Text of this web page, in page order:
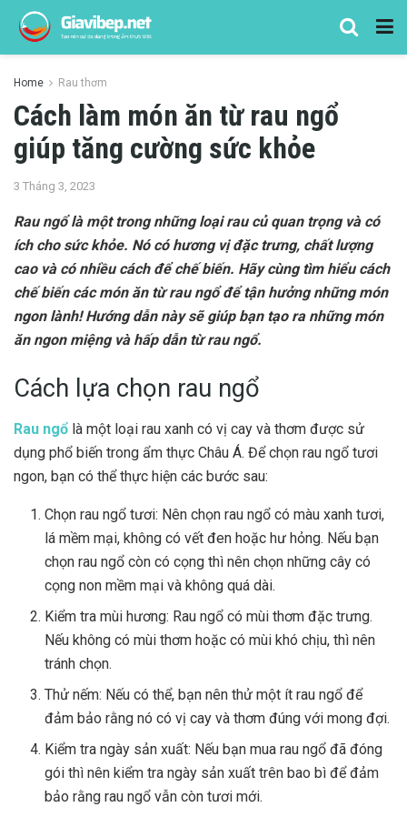
Home Rau thơm
Cách làm món ăn từ rau ngổ
giúp tăng cường sức khỏe
3 Tháng 3, 2023
Rau ngổ là một trong những loại rau củ quan trọng và có
ích cho sức khỏe. Nó có hương vị đặc trưng, chất lượng
cao và có nhiều cách để chế biến. Hãy cùng tìm hiểu cách
chế biến các món ăn từ rau ngổ để tận hưởng những món
ngon lành! Hướng dẫn này sẽ giúp bạn tạo ra những món
ăn ngon miệng và hấp dẫn từ rau ngổ.
Cách lựa chọn rau ngổ
Rau ngổ là một loại rau xanh có vị cay và thơm được sử
dụng phổ biến trong ẩm thực Châu Á. Để chọn rau ngổ tươi
ngon, bạn có thể thực hiện các bước sau:
Chọn rau ngổ tươi: Nên chọn rau ngổ có màu xanh tươi,
lá mềm mại, không có vết đen hoặc hư hỏng. Nếu bạn
chọn rau ngổ còn có cọng thì nên chọn những cây có
cọng non mềm mại và không quá dài.
Kiểm tra mùi hương: Rau ngổ có mùi thơm đặc trưng.
Nếu không có mùi thơm hoặc có mùi khó chịu, thì nên
tránh chọn.
Thử nếm: Nếu có thể, bạn nên thử một ít rau ngổ để
đảm bảo rằng nó có vị cay và thơm đúng với mong đợi.
Kiểm tra ngày sản xuất: Nếu bạn mua rau ngổ đã đóng
gói thì nên kiểm tra ngày sản xuất trên bao bì để đảm
bảo rằng rau ngổ vẫn còn tươi mới.